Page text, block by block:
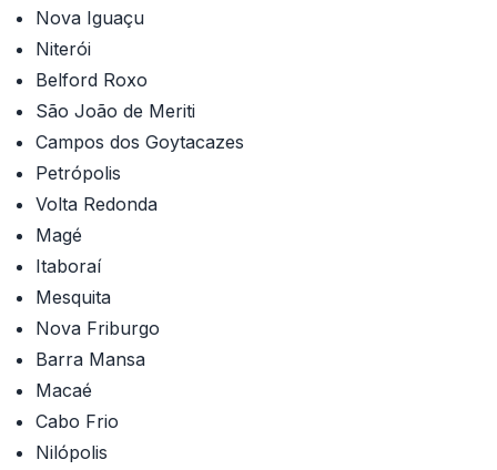
Nova Iguaçu
Niterói
Belford Roxo
São João de Meriti
Campos dos Goytacazes
Petrópolis
Volta Redonda
Magé
Itaboraí
Mesquita
Nova Friburgo
Barra Mansa
Macaé
Cabo Frio
Nilópolis